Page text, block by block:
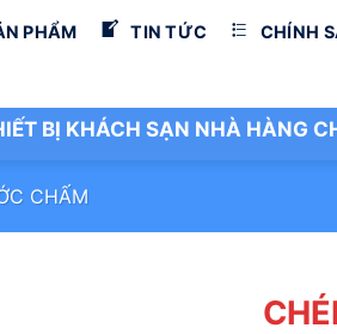
PHẨM TIN TỨC CHÍNH
BỊ KHÁCH SẠN NHÀ HÀNG
CHẤM